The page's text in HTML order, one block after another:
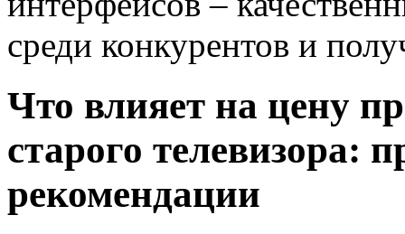
среди конкурентов и
Что влияет на цену
старого телевизора:
рекомендации